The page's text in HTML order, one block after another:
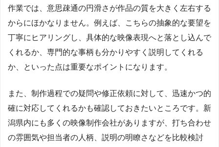
作業では、意思疎通の円滑さが作品の質を大きく左右する
からにほかなりません。例えば、こちらの抽象的な要望を
丁寧にヒアリングし、具体的な映像表現へと落とし込んで
くれるか、専門的な事柄も分かりやすく説明してくれる
か、といった点は重要なポイントになります。
また、制作過程での疑問や修正依頼に対して、迅速かつ的
確に対応してくれるかも確認しておきたいところです。新
潟県内にも多くの映像制作会社がありますが、打ち合わせ
の雰囲気や担当者の人柄、説明の明瞭さなどを比較検討